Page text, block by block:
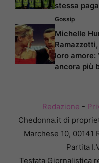
stessa paga
Gossip
Michelle
loro amore:
ancora più
Redazione -
Chedonna.it di
Marchese 10, 00141
Partita
Testata Giornalistica